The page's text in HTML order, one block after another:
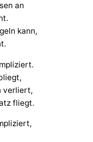
an
kann,
verliert,
fliegt.